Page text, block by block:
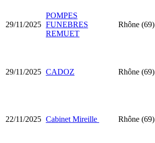
29/11/2025
POMPES
FUNEBRES
REMUET
Rhône (69)
29/11/2025 CADOZ Rhône (69)
22/11/2025 Cabinet Mireille Rhône (69)